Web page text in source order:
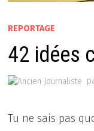
REPORTAGE
42 idées
Tu ne sais pas